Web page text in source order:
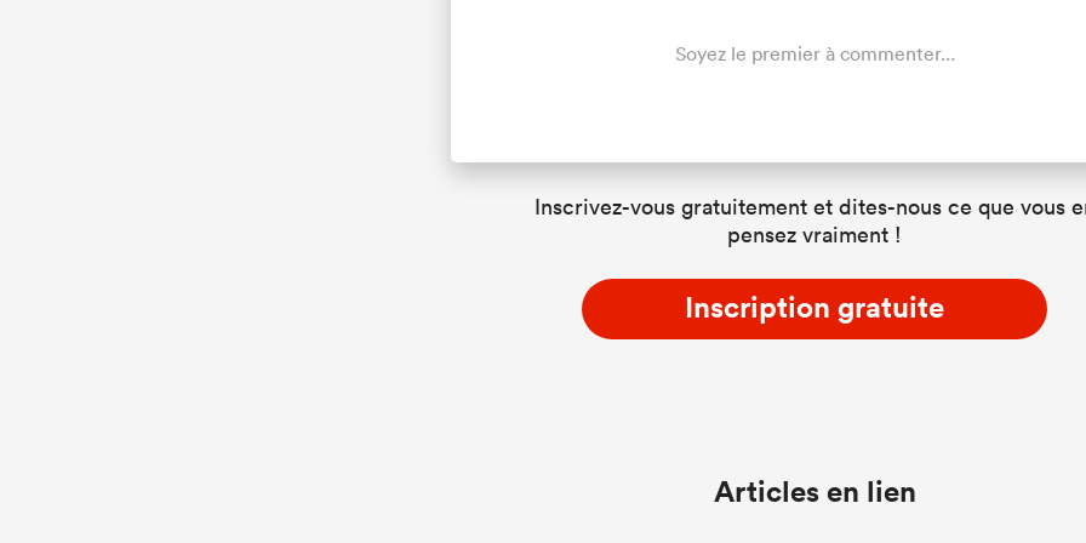
Soyez le premier à commenter...
Inscrivez-vous gratuitement et dites-nous ce que vous
pensez vraiment !
Inscription gratuite
Articles en lien